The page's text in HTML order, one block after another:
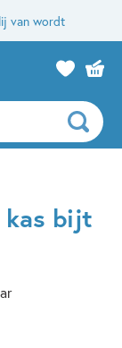
van wordt
kas bijt